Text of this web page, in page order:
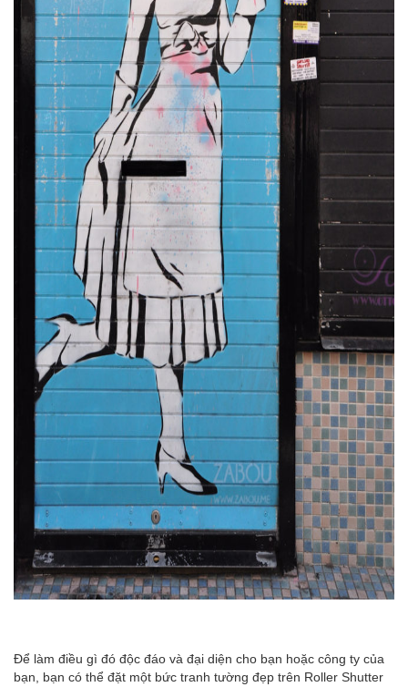
Để làm điều gì đó độc đáo và đại diện cho bạn hoặc công ty của
bạn, bạn có thể đặt một bức tranh tường đẹp trên Roller Shutter